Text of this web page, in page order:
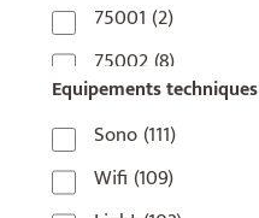
75001 (2)
75002(8)
75003(1)
75004 (2)
75006(5)
Equipements techniques
Sono(111)
Wifi (109)